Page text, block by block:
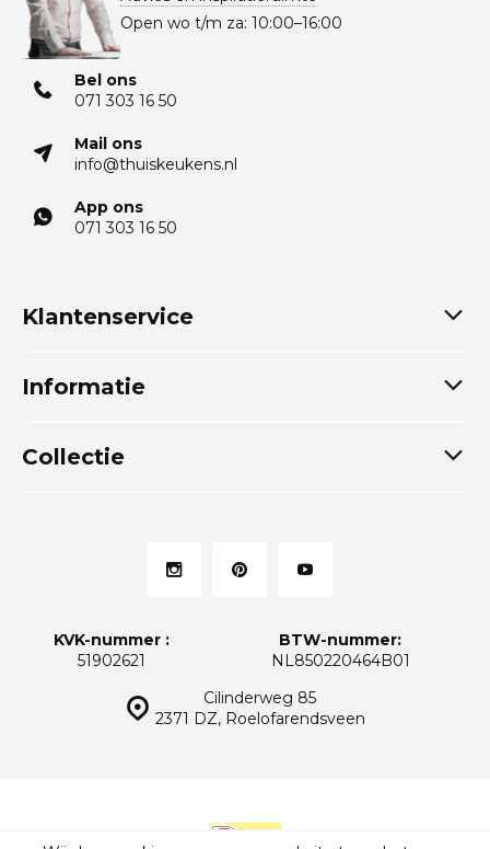
Open wo t/m za: 10:00–16:00
Bel ons
071 303 16 50
Mail ons
info@thuiskeukens.nl
App ons
071 303 16 50
Klantenservice
Informatie
Collectie
Cilinderweg 85
2371 DZ, Roelofarendsveen
KVK-nummer :
51902621
BTW-nummer:
NL850220464B01